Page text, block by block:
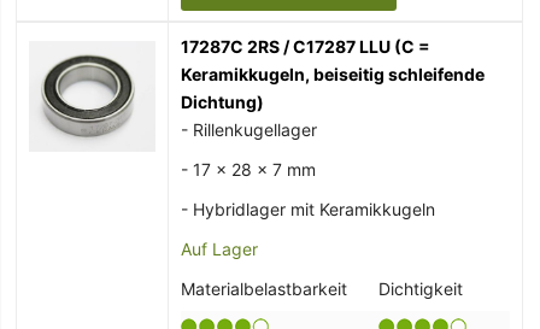
17287C 2RS / C17287 LLU (C =
Keramikkugeln, beiseitig schleifende
Dichtung)
- Rillenkugellager
- 17 x 28 x 7 mm
- Hybridlager mit Keramikkugeln
Auf Lager
Materialbelastbarkeit
Dichtigkeit